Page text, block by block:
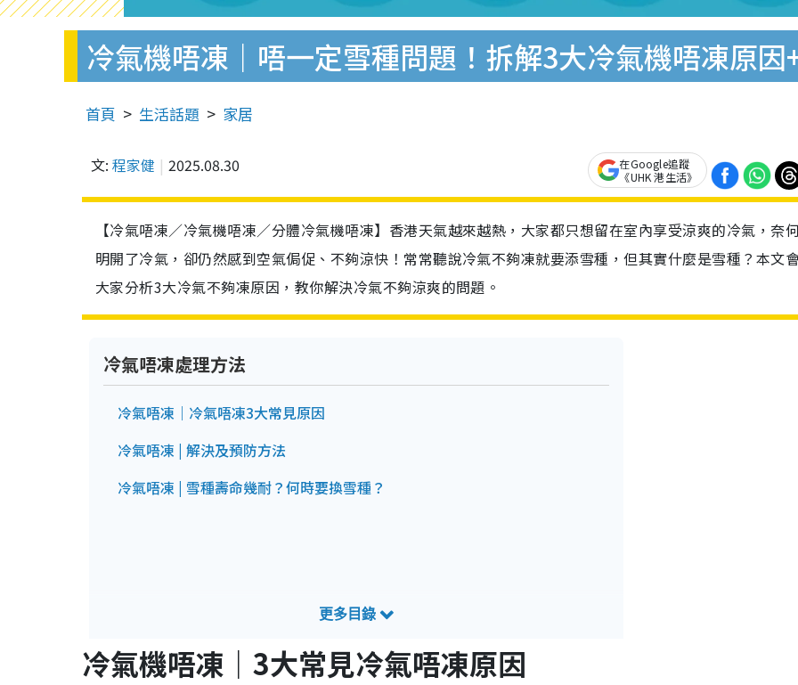
冷氣機唔凍｜唔一定雪種問題！拆解3大冷氣機唔凍原因
首頁 生活話題 家居
文: 程家健 2025.08.30
在Google追蹤
《UHK 港生活》
【冷氣唔凍／冷氣機唔凍／分體冷氣機唔凍】香港天氣越來越熱，大家都只想留在室內享受涼爽的冷氣，奈
明開了冷氣，卻仍然感到空氣侷促、不夠涼快！常常聽說冷氣不夠凍就要添雪種，但其實什麼是雪種？本文
大家分析3大冷氣不夠凍原因，教你解決冷氣不夠涼爽的問題。
冷氣唔凍處理方法
冷氣唔凍｜冷氣唔凍3大常見原因
冷氣唔凍 | 解決及預防方法
冷氣唔凍 | 雪種壽命幾耐？何時要換雪種？
冷氣機唔凍 ｜3大常見冷氣唔凍原因